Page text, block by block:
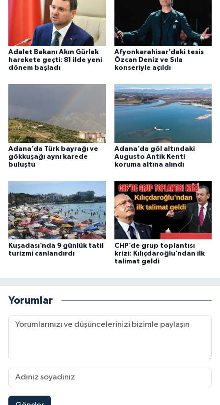
Adalet Bakanı Akın Gürlek
harekete geçti: 81 ilde yeni
dönem başladı
Afyonkarahisar’daki tesis
Özcan Deniz ve Sıla
konseriyle açıldı
Adana’da Türk bayrağı ve
gökkuşağı aynı karede
buluştu
Adana’da göl altındaki
Augusto Antik Kenti
koruma altına alındı
Kuşadası’nda 9 günlük tatil
turizmi canlandırdı
CHP’de grup toplantısı
krizi: Kılıçdaroğlu’ndan ilk
talimat geldi
Yorumlar